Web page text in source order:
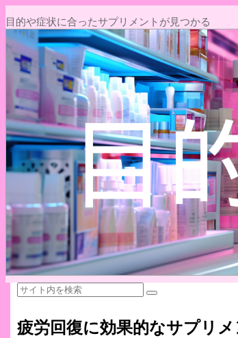
目的や症状に合ったサプリメントが見つかる
疲労回復に効果的なサプリ